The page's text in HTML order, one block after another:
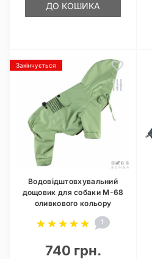
ДО КОШИКА
Закінчується
Водовідштовхувальний
дощовик для собаки M-68
оливкового кольору
1
740 грн.